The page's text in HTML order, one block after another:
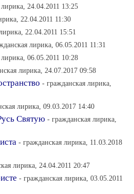
24.04.2011 13:25
22.04.2011 11:30
22.04.2011 15:51
лирика, 06.05.2011 11:31
06.05.2011 10:28
лирика, 24.07.2017 09:58
- гражданская лирика,
лирика, 09.03.2017 14:40
Святую - гражданская лирика,
- гражданская лирика, 11.03.2018
лирика, 24.04.2011 20:47
- гражданская лирика, 03.05.2011